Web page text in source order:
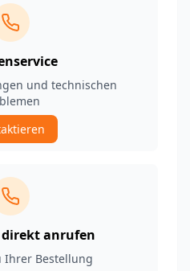
und technischen
anrufen
Ihrer Bestellung